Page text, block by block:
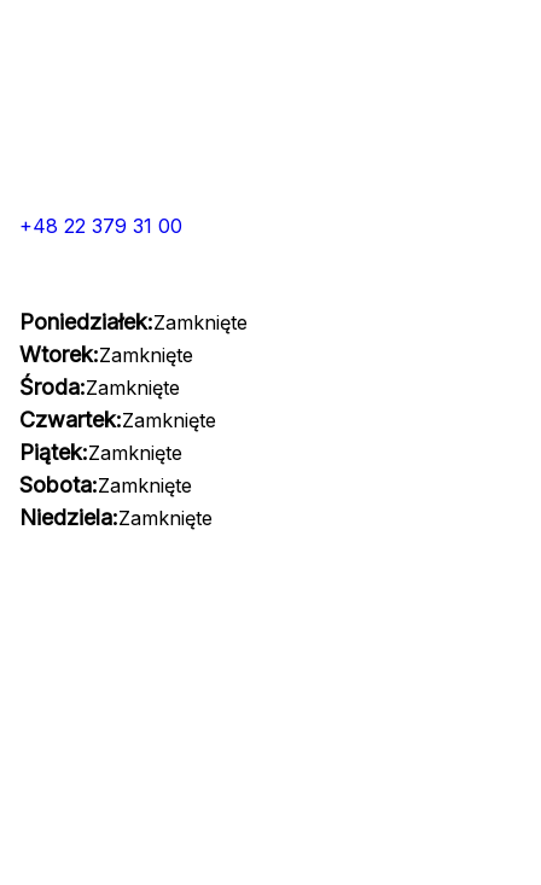
+48 22 379 31 00
Poniedziałek:Zamknięte
Wtorek:Zamknięte
Środa:Zamknięte
Czwartek:Zamknięte
Piątek:Zamknięte
Sobota:Zamknięte
Niedziela:Zamknięte